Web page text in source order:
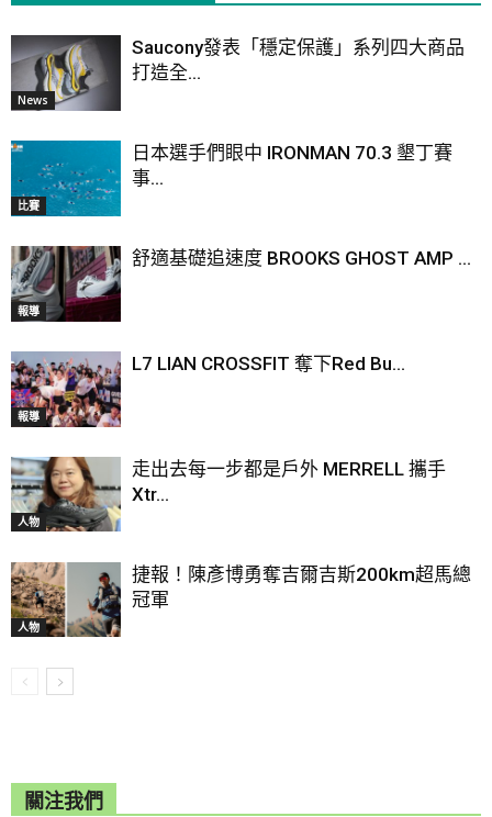
News
Saucony發表「穩定保護」系列四大商品
打造全...
比賽
日本選手們眼中 IRONMAN 70.3 墾丁賽
事...
報導
舒適基礎追速度 BROOKS GHOST AMP ...
報導
L7 LIAN CROSSFIT 奪下Red Bu...
人物
走出去每一步都是戶外 MERRELL 攜手
Xtr...
人物
捷報！陳彥博勇奪吉爾吉斯200km超馬總
冠軍
關注我們